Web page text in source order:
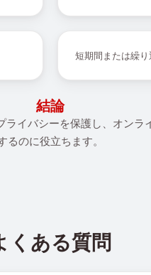
短期間または繰
結論
ライバシーを保護し、オン
るのに役立ちます。
くある質問